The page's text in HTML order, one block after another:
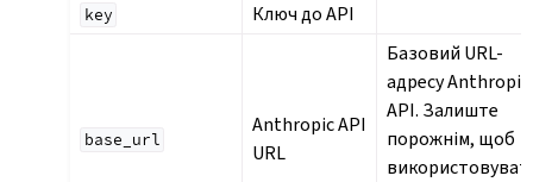
key Ключ до API
base_url
Anthropic API
URL
Базовий URL-
адресу Anthropic
API. Залиште
порожнім, щоб